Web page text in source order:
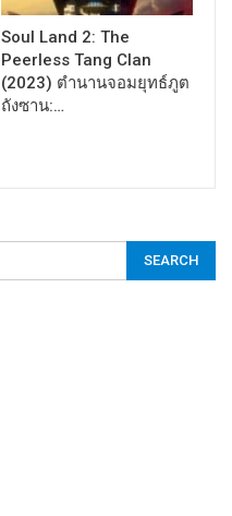
Soul Land 2: The
Peerless Tang Clan
(2023) ตำนานจอมยุทธ์ภูต
ถังซาน:…